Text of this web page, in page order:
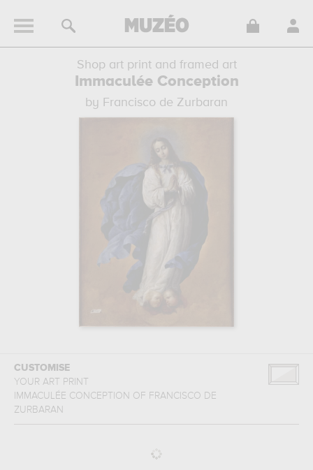
Shop art print and framed art
Immaculée Conception
by Francisco de Zurbaran
CUSTOMISE
YOUR ART PRINT
IMMACULÉE CONCEPTION OF FRANCISCO DE
ZURBARAN